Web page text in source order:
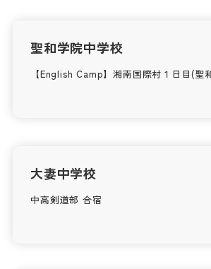
聖和学院中学校
【English Camp】湘南国際村１日目(聖
大妻中学校
中高剣道部 合宿